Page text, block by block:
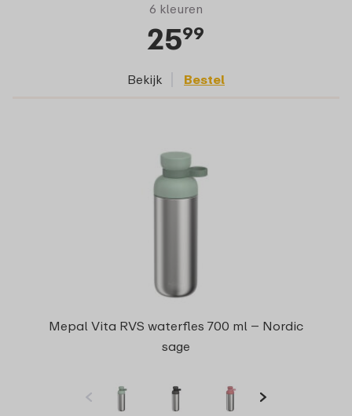
6 kleuren
2599
Bekijk Bestel
Mepal Vita RVS waterfles 700 ml – Nordic
sage